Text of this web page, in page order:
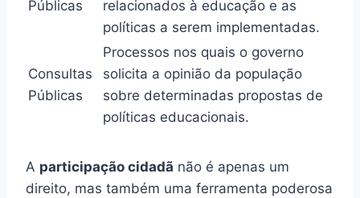
Públicas
relacionados à educação e as
políticas a serem implementadas.
Consultas
Públicas
Processos nos quais o governo
solicita a opinião da população
sobre determinadas propostas de
políticas educacionais.
A participação cidadã não é apenas um
direito, mas também uma ferramenta poderosa